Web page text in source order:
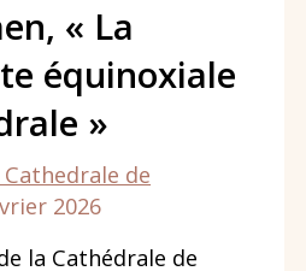
« La
équinoxiale
»
de
2026
la Cathédrale de